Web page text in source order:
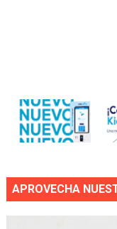
APROVECHA